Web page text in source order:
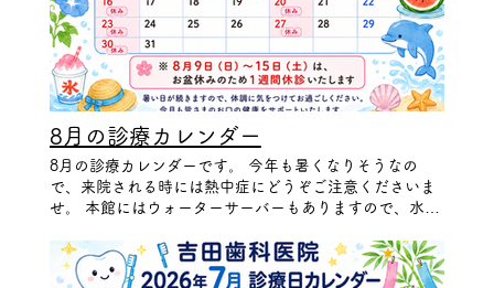
8月の診療カレンダー
8月の診療カレンダーです。 今年も暑くなりそうなの
で、来院される時には熱中症にどうぞご注意くださいま
せ。 本館にはウォーターサーバーもありますので、水分